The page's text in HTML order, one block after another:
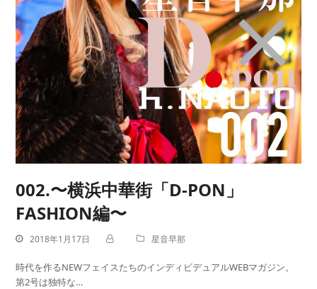
002.〜横浜中華街「D-PON」
FASHION編〜
2018年1月17日 星音早那
時代を作るNEWフェイスたちのインディビデュアルWEBマガジン。
第2号は独特な…